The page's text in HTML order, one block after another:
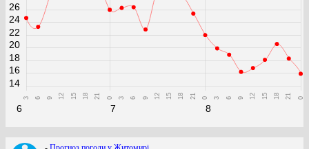
6
3 6 9 12 15 18 21
7
0 3 6 9 12 15 18 21
8
0 3 6 9 12 15 18 21 0
14
16
18
20
22
24
26